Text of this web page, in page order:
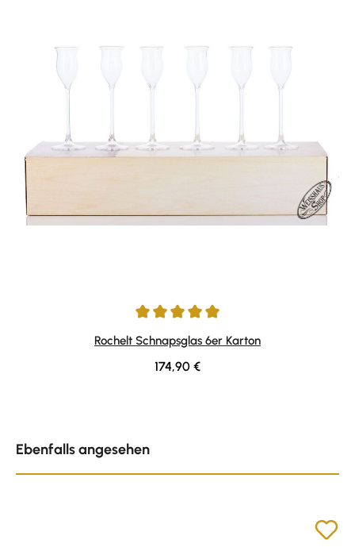
Durchschnittliche Bewertung von 5 von 5 Sternen
Rochelt Schnapsglas 6er Karton
Regulärer Preis:
174,90 €
Ebenfalls angesehen